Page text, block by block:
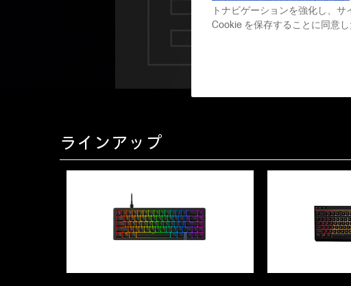
ラインアップ
トナビゲーションを強化し、
Cookie を保存することに同意し